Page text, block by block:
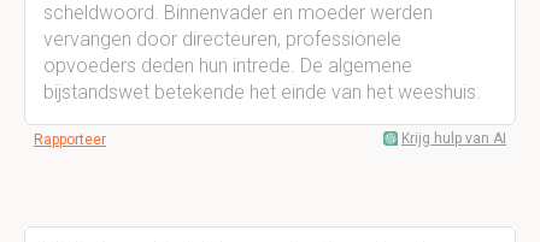
scheldwoord. Binnenvader en moeder werden
vervangen door directeuren, professionele
opvoeders deden hun intrede. De algemene
bijstandswet betekende het einde van het weeshuis.
Rapporteer Krijg hulp van AI